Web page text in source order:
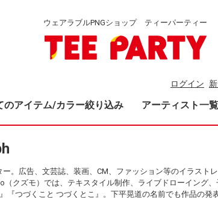
ウェアラブルPNGショップ ティーパーティー
ログイン
のアイテム/カラー絞り込み アーティスト一覧
。広告、文芸誌、装画、CM、ファッション等のイラスト
（クズモ）では、テキスタイル制作、ライブドローイング
『つづくこと つづくとこ』。下平晃道の名前でも作品の発